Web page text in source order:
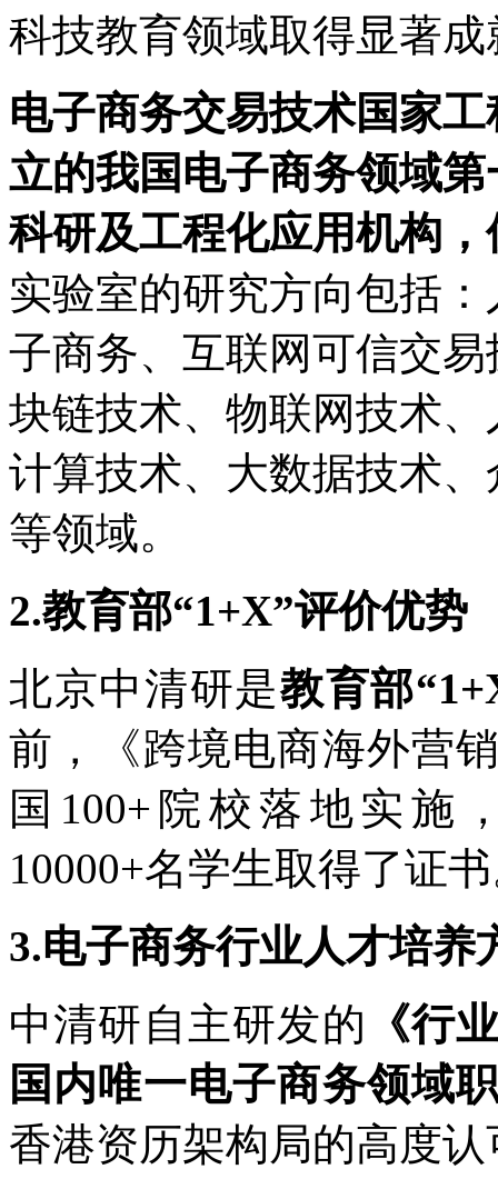
科技教育领域取得显著成
电子商务交易技术国家
立的我国电子商务领域
科研及工程化应用机构
实验室的研究方向包括
子商务、互联网可信交
块链技术、物联网技术
计算技术、大数据技术
等领域。
2.教育部“1+X”评价优势
北京中清研是教育部
前，《跨境电商海外营
国100+院校落地实施
10000+名学生取得了证
3.电子商务行业人才培养
中清研自主研发的 《行
国内唯一电子商务领域
香港资历架构局的高度认